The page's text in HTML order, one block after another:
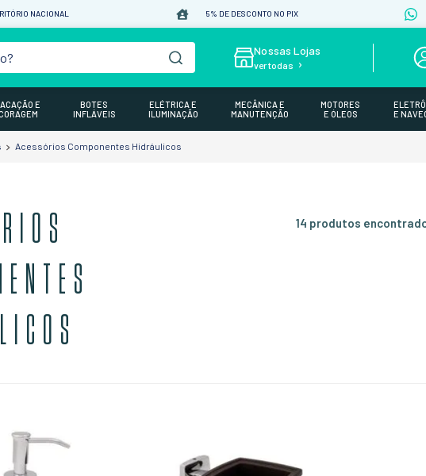
NACIONAL 5% DE DESCONTO NO PIX
Nossas Lojas
ver todas
E
BOTES
INFLÁVEIS
ELÉTRICA E
ILUMINAÇÃO
MECÂNICA E
MANUTENÇÃO
MOTORES
E ÓLEOS
E
Acessórios Componentes Hidráulicos
14 produtos